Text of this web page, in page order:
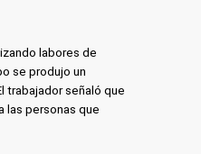
labores de
se produjo un
trabajador señaló que
las personas que